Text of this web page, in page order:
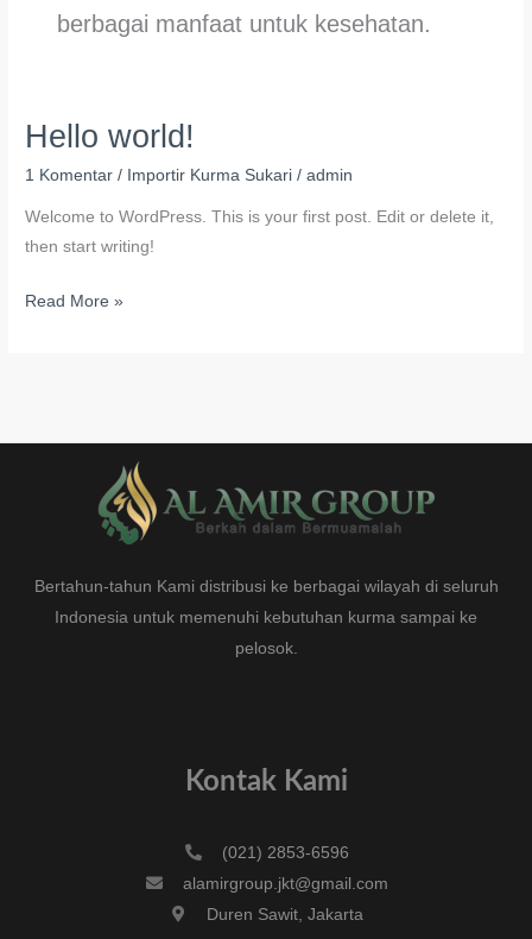
berbagai manfaat untuk kesehatan.
Hello world!
1 Komentar / Importir Kurma Sukari /admin
Welcome to WordPress. This is your first post. Edit or delete it,
then start writing!
Hello
Read More »
Bertahun-tahun Kami distribusi ke berbagai wilayah di seluruh
Indonesia untuk memenuhi kebutuhan kurma sampai ke
pelosok.
Kontak Kami
(021) 2853-6596
alamirgroup.jkt@gmail.com
Duren Sawit, Jakarta